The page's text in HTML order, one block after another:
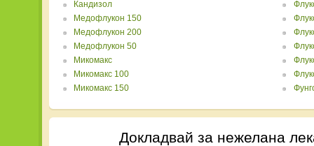
Кандизол
Медофлукон 150
Медофлукон 200
Медофлукон 50
Микомакс
Микомакс 100
Микомакс 150
Докладвай за нежелана